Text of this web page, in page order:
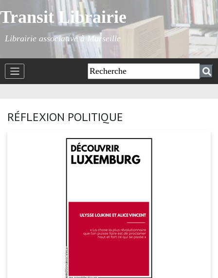
Transit Librairie
Librairie associative à Marseille
RÉFLEXION POLITIQUE